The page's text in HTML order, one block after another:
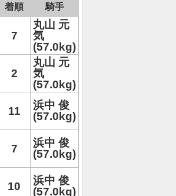
着順 騎手
7
丸山 元
気
(57.0kg)
2
丸山 元
気
(57.0kg)
11
浜中 俊
(57.0kg)
7
浜中 俊
(57.0kg)
10
浜中 俊
(57.0kg)